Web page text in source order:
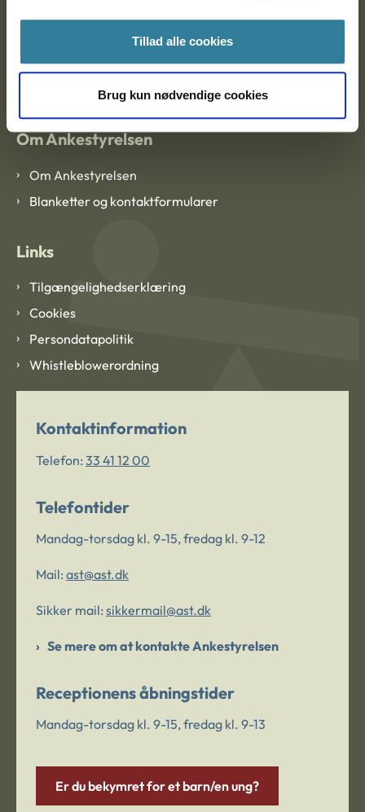
Tillad alle cookies
Brug kun nødvendige cookies
CVR: 1007 4002
Om Ankestyrelsen
Om Ankestyrelsen
Blanketter og kontaktformularer
Links
Tilgængelighedserklæring
Cookies
Persondatapolitik
Whistleblowerordning
Kontaktinformation
Telefon: 33 41 12 00
Telefontider
Mandag-torsdag kl. 9-15, fredag kl. 9-12
Mail: ast@ast.dk
Sikker mail: sikkermail@ast.dk
Se mere om at kontakte Ankestyrelsen
Receptionens åbningstider
Mandag-torsdag kl. 9-15, fredag kl. 9-13
Er du bekymret for et barn/en ung?